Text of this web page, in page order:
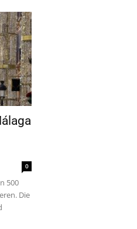
0
500
Die